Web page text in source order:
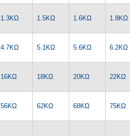
1.3KΩ 1.5KΩ 1.6KΩ 1.8KΩ
4.7KΩ 5.1KΩ 5.6KΩ 6.2KΩ
16KΩ 18KΩ 20KΩ 22KΩ
56KΩ 62KΩ 68KΩ 75KΩ